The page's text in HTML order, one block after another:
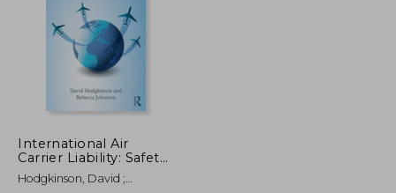
International Air
Carrier Liability: Safety
and Security (en
Inglés)
Hodgkinson, David ;